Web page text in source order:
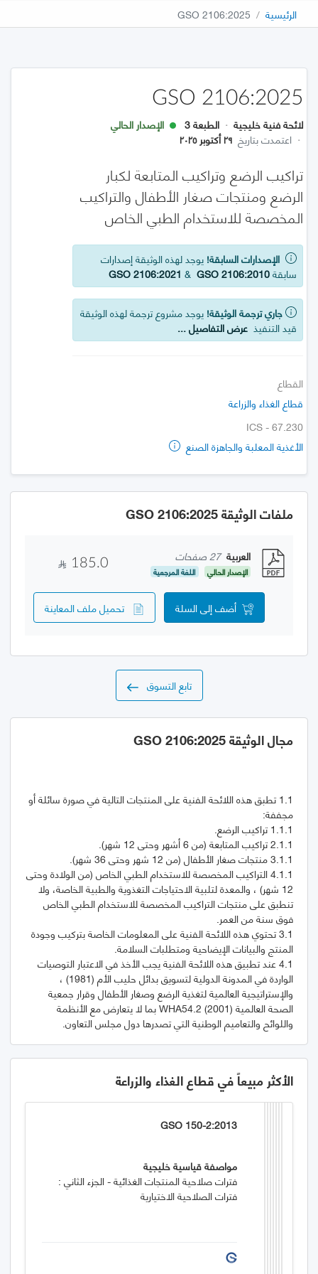
الرئيسية GSO 2106:2025
GSO 2106:2025
لائحة فنية خليجية · الطبعة 3
الإصدار الحالي
· اعتمدت بتاريخ ٢٩ أكتوبر ٢٠٢٥
تراكيب الرضع وتراكيب المتابعة لكبار
الرضع ومنتجات صغار الأطفال والتراكيب
المخصصة للاستخدام الطبي الخاص
الإصدارات السابقة! يوجد لهذه الوثيقة إصدارات
سابقة
GSO 2106:2021 & GSO 2106:2010
جاري ترجمة الوثيقة! يوجد مشروع ترجمة لهذه الوثيقة
قيد التنفيذ عرض التفاصيل ...
القطاع
قطاع الغذاء والزراعة
ICS - 67.230
الأغذية المعلبة والجاهزة الصنع
ملفات الوثيقة GSO 2106:2025
العربية 27 صفحات
الإصدار الحالي اللغة المرجعية
185.0
أضف إلى السلة تحميل ملف المعاينة
تابع التسوق
مجال الوثيقة GSO 2106:2025
1.1 تطبق هذه اللائحة الفنية على المنتجات التالية في صورة سائلة أو
4.1.1 التراكيب المخصصة للاستخدام الطبي الخاص (من الولادة وحتى
12 شهر) ، والمعدة لتلبية الاحتياجات التغذوية والطبية الخاصة، ولا
تنطبق على منتجات التراكيب المخصصة للاستخدام الطبي الخاص
3.1 تحتوي هذه اللائحة الفنية على المعلومات الخاصة بتركيب وجودة
4.1 عند تطبيق هذه اللائحة الفنية يجب الأخذ في الاعتبار التوصيات
الواردة في المدونة الدولية لتسويق بدائل حليب الأم (1981) ،
والإستراتيجية العالمية لتغذية الرضع وصغار الأطفال وقرار جمعية
الصحة العالمية WHA54.2 (2001) بما لا يتعارض مع الأنظمة
واللوائح والتعاميم الوطنية التي تصدرها دول مجلس التعاون.
الأكثر مبيعاً في قطاع الغذاء والزراعة
GSO 150-2:2013
مواصفة قياسية خليجية
فترات صلاحية المنتجات الغذائية - الجزء الثاني :
فترات الصلاحية الاختيارية